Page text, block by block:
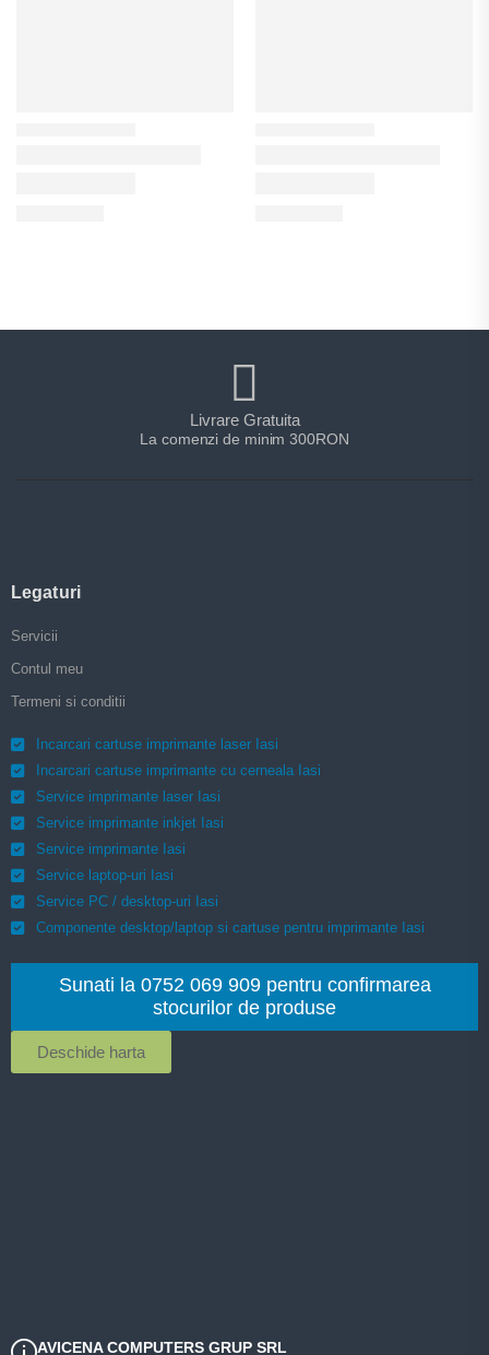
Livrare Gratuita
La comenzi de minim 300RON
AVICENA COMPUTERS GRUP SRL
Legaturi
Servicii
Contul meu
Termeni si conditii
Incarcari cartuse imprimante laser Iasi
Incarcari cartuse imprimante cu cerneala Iasi
Service imprimante laser Iasi
Service imprimante inkjet Iasi
Service imprimante Iasi
Service laptop-uri Iasi
Service PC / desktop-uri Iasi
Componente desktop/laptop si cartuse pentru imprimante Iasi
Sunati la 0752 069 909 pentru confirmarea
stocurilor de produse
Deschide harta